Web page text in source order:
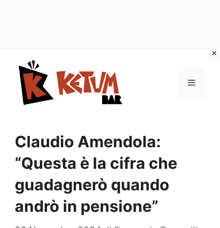
contenuto
Menu
Claudio Amendola:
“Questa è la cifra che
guadagnerò quando
andrò in pensione”